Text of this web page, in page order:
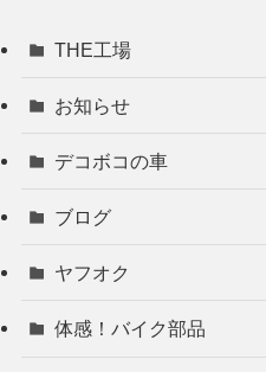
THE工場
お知らせ
デコボコの車
ブログ
ヤフオク
体感！バイク部品